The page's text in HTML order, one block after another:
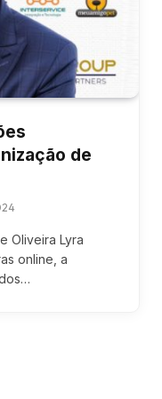
de
Oliveira Lyra
online, a